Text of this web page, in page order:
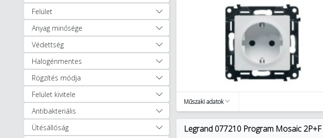
Felület
Anyag minősége
Védettség
Halogénmentes
Rögzítés módja
Felület kivitele
Antibakteriális
Ütésállóság
Műszaki adatok
Legrand 077210 Program Mosaic